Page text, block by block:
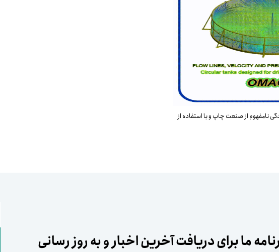
نامفهوم از صنعت چاپ و با استفاده از
ما برای دریافت آخرین اخبار و به روز رسانی